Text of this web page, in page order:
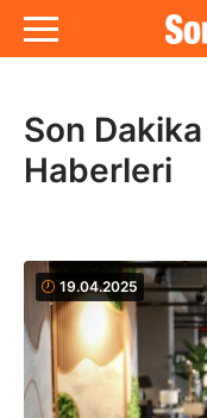
Son Dakika
Haberleri
19.04.2025